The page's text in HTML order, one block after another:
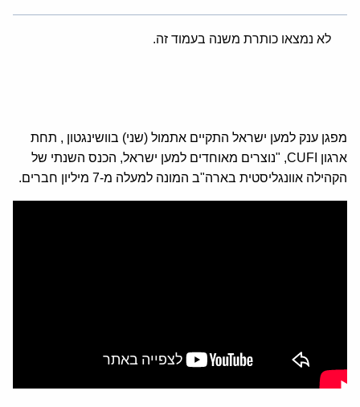
לא נמצאו כותרת משנה בעמוד זה.
מפגן ענק למען ישראל התקיים אתמול (שני) בוושינגטון , תחת
ארגון CUFI, "נוצרים מאוחדים למען ישראל, הכנס השנתי של
הקהילה אוונגליסטית בארה"ב המונה למעלה מ-7 מיליון חברים.